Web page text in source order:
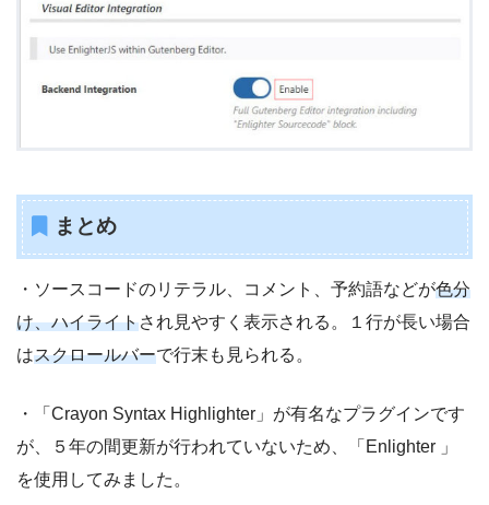
まとめ
・ソースコードのリテラル、コメント、予約語などが色分
け、ハイライトされ見やすく表示される。１行が長い場合
はスクロールバーで行末も見られる。
・「Crayon Syntax Highlighter」が有名なプラグインです
が、５年の間更新が行われていないため、「Enlighter 」
を使用してみました。